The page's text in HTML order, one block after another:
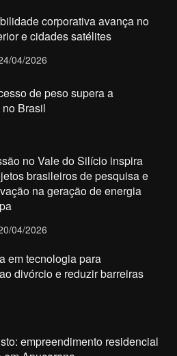
corporativa avança no
e cidades satélites
04/2026
de peso supera a
Brasil
no Vale do Silício inspira
brasileiros de pesquisa e
na geração de energia
04/2026
em tecnologia para
divórcio e reduzir barreiras
empreendimento residencial